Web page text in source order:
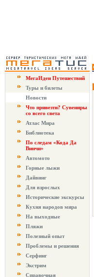
МегаИдеи Путешествий
Туры и билеты
Новости
Что привезти? Сувениры
со всего света
Атлас Мира
Библиотека
По следам «Кода Да
Винчи»
Автомото
Горные лыжи
Дайвинг
Для взрослых
Исторические экскурсы
Кухня народов мира
На выходные
Пляжи
Полезный опыт
Проблемы и решения
Серфинг
Экстрим
Справочная